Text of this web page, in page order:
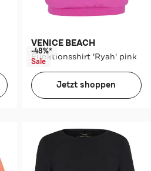
VENICE BEACH
Funktionsshirt 'Ryah' pink
-48%*
Sale
Jetzt shoppen